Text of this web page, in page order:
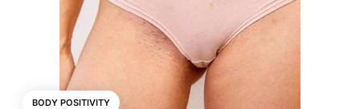
BODY POSITIVITY